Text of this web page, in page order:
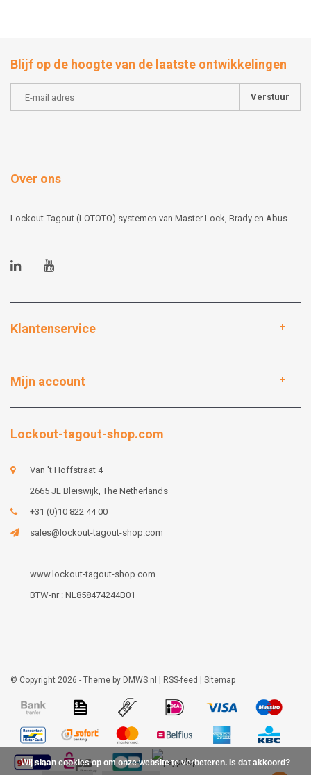
Blijf op de hoogte van de laatste ontwikkelingen
Verstuur
Over ons
Lockout-Tagout (LOTOTO) systemen van Master Lock, Brady en Abus
Klantenservice
Mijn account
Lockout-tagout-shop.com
Van 't Hoffstraat 4
2665 JL Bleiswijk, The Netherlands
+31 (0)10 822 44 00
sales@lockout-tagout-shop.com
www.lockout-tagout-shop.com
BTW-nr : NL858474244B01
© Copyright 2026 - Theme by DMWS.nl RSS-feed Sitemap
Wij slaan cookies op om onze website te verbeteren. Is dat akkoord?